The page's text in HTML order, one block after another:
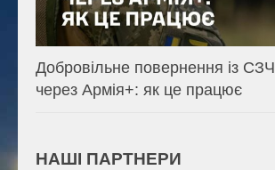
Добровільне повернення із СЗЧ
через Армія+: як це працює
НАШІ ПАРТНЕРИ